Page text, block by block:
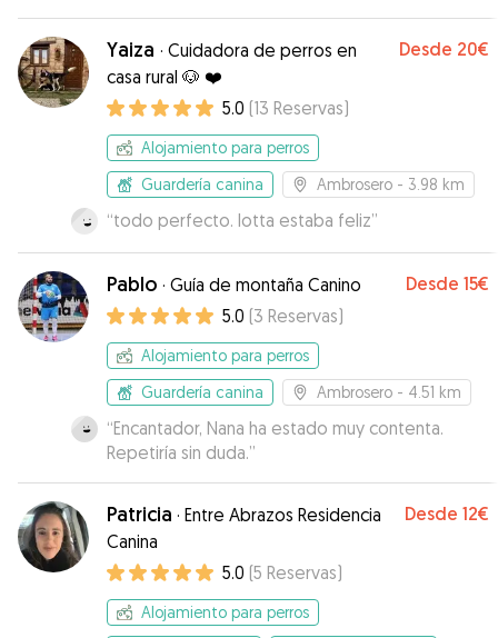
no puede ser más positiva. Laura fue muy
amable y atenta en respondernos siempre que
le escribimos, además de mandarnos divertidos
documentos gráficos de la estancia. Creo que
Ringo se lo pasó muy bien, así que seguro que
repetiremos. ¡Gracias Laura!.
Yaiza · Cuidadora de perros en
casa rural 🐶 ❤️
Desde 20€
5.0 (13 Reservas)
Alojamiento para perros
Guardería canina
Ambrosero - 3.98 km
“todo perfecto. lotta estaba feliz”
Pablo · Guía de montaña Canino Desde 15€
5.0 (3 Reservas)
Alojamiento para perros
Guardería canina
Ambrosero - 4.51 km
“Encantador, Nana ha estado muy contenta.
Repetiría sin duda.”
Patricia · Entre Abrazos Residencia
Canina
Desde 12€
5.0 (5 Reservas)
Alojamiento para perros